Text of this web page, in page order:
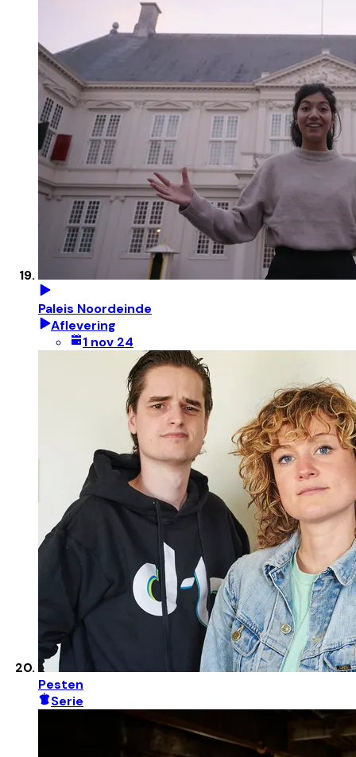
Paleis Noordeinde
Aflevering
1 nov 24
Pesten
Serie